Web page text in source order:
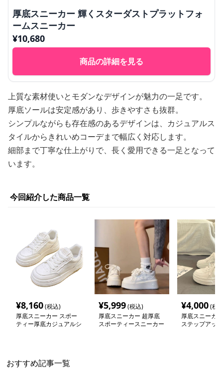
厚底スニーカー 輝くスターダストプラットフォ
ームスニーカー
¥10,680
商品の詳細を見る
上質な素材使いとモダンなデザインが魅力の一足です。
厚底ソールは安定感があり、歩きやすさも抜群。
シンプルながらも存在感のあるデザインは、カジュアルス
タイルからきれいめコーデまで幅広く対応します。
細部まで丁寧な仕上がりで、長く愛用できる一足となって
います。
今回紹介した商品一覧
¥8,160(税込)
厚底スニーカー スポー
ティー厚底カジュアルシ
¥5,999(税込)
厚底スニーカー 超厚底
スポーティースニーカー
¥4,000(税
厚底スニーカ
ステップアッ
おすすめ記事一覧